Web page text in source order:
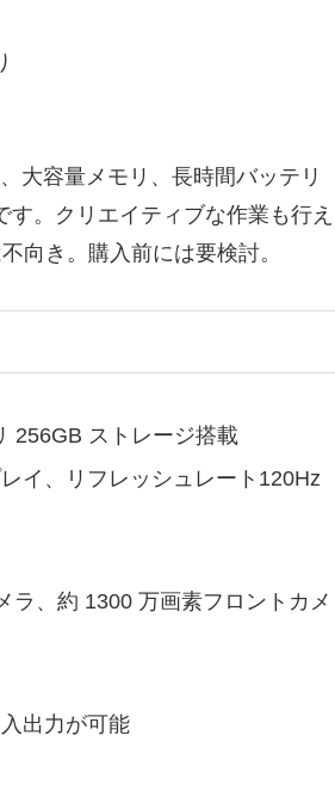
大容量メモリ、長時間バッテリ
。クリエイティブな作業も行え
向き。購入前には要検討。
256GB ストレージ搭載
イ、リフレッシュレート120Hz
ラ、約 1300 万画素フロントカメ
出力が可能